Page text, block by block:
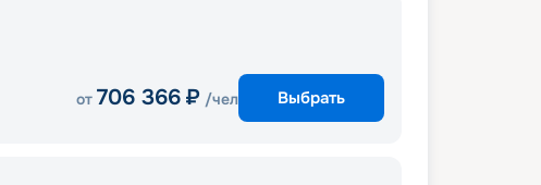
от 706 366 ₽ /чел Выбрать